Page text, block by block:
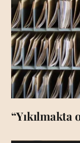
“Yıkılmakta